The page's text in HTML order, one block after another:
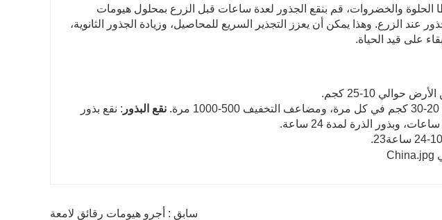
الحلوة والخضروات، قم بنقع الجذور لعدة ساعات قبل الزرع بمحلول هيومات
أو قم بغمس الجذور عند الزرع. وهذا يمكن أن يعزز التجذير السريع للمحاصيل، وزيادة الجذور الثانوية،
على قيد الحياة.
10-25 كجم‌.
‌نقع البذور ‌: نقع بذور
سابق : أجرو هيومات رقائق لامعة